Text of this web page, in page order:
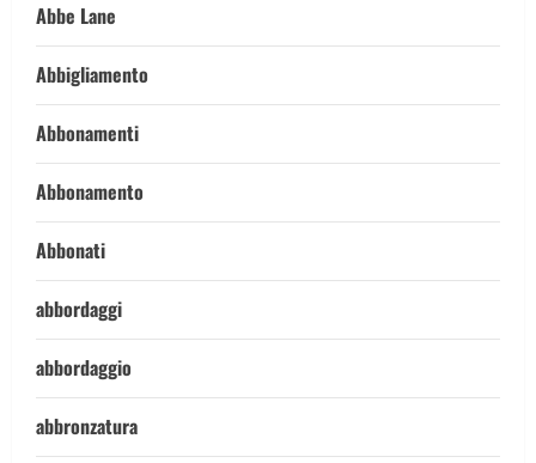
Abbe Lane
Abbigliamento
Abbonamenti
Abbonamento
Abbonati
abbordaggi
abbordaggio
abbronzatura